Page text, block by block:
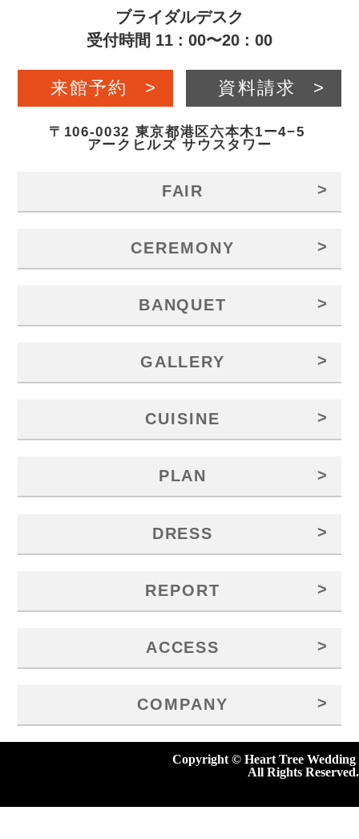
ブライダルデスク
受付時間 11 : 00〜20 : 00
来館予約 > 資料請求 >
〒106-0032 東京都港区六本木1ー4−5
アークヒルズ サウスタワー
FAIR >
CEREMONY >
BANQUET >
GALLERY >
CUISINE >
PLAN >
DRESS >
REPORT >
ACCESS >
COMPANY >
Copyright © Heart Tree Wedding
All Rights Reserved.